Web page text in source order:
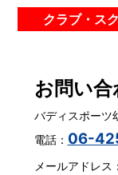
クラブ・ス
お問い
バディスポーツ
電話： 06-
メールアドレス：